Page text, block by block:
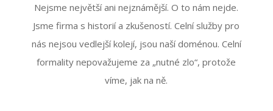
Nejsme největší ani nejznámější. O to nám nejde.
Jsme firma s historií a zkušeností. Celní služby pro
nás nejsou vedlejší kolejí, jsou naší doménou. Celní
formality nepovažujeme za „nutné zlo“, protože
víme, jak na ně.